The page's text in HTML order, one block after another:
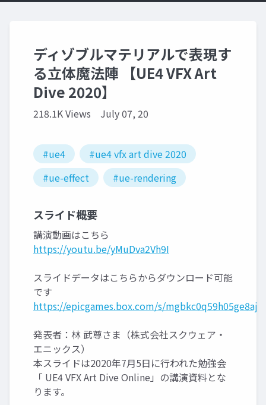
ディゾブルマテリアルで表現す
る立体魔法陣 【UE4 VFX Art
Dive 2020】
218.1K Views July 07, 20
#ue4
#ue4 vfx art dive 2020
#ue-effect
#ue-rendering
スライド概要
講演動画はこちら
https://youtu.be/yMuDva2Vh9I
スライドデータはこちらからダウンロード可能
です
https://epicgames.box.com/s/
発表者：林 武尊さま（株式会社スクウェア・
エニックス）
本スライドは2020年7月5日に行われた勉強会
「 UE4 VFX Art Dive Online」の講演資料とな
ります。